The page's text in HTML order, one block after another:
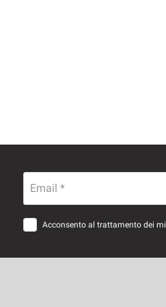
Email *
Acconsento al trattamento dei